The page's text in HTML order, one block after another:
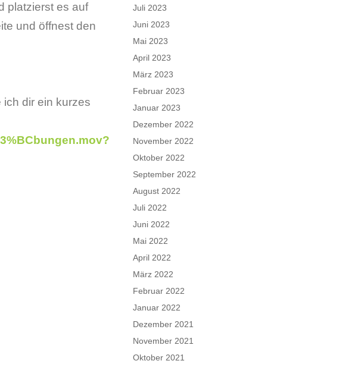
platzierst es auf
und öffnest den
dir ein kurzes
Juli 2023
Juni 2023
Mai 2023
April 2023
März 2023
Februar 2023
Januar 2023
Dezember 2022
November 2022
Oktober 2022
September 2022
August 2022
Juli 2022
Juni 2022
Mai 2022
April 2022
März 2022
Februar 2022
Januar 2022
Dezember 2021
November 2021
Oktober 2021